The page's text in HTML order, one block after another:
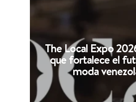
The Local Expo
que fortalece el
moda